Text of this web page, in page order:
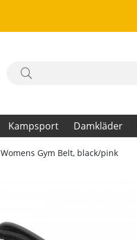
Kampsport Damkläder
Womens Gym Belt, black/pink